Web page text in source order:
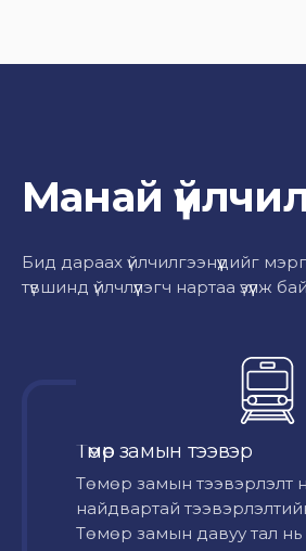
Манай
Бид дараах үйлчилгээнүүдийг
түвшинд үйлчлүүлэгч нартаа үзүүлж
Төмөр замын тээвэр
Төмөр замын тээвэрлэлт
найдвартай
Төмөр замын давуу тал нь